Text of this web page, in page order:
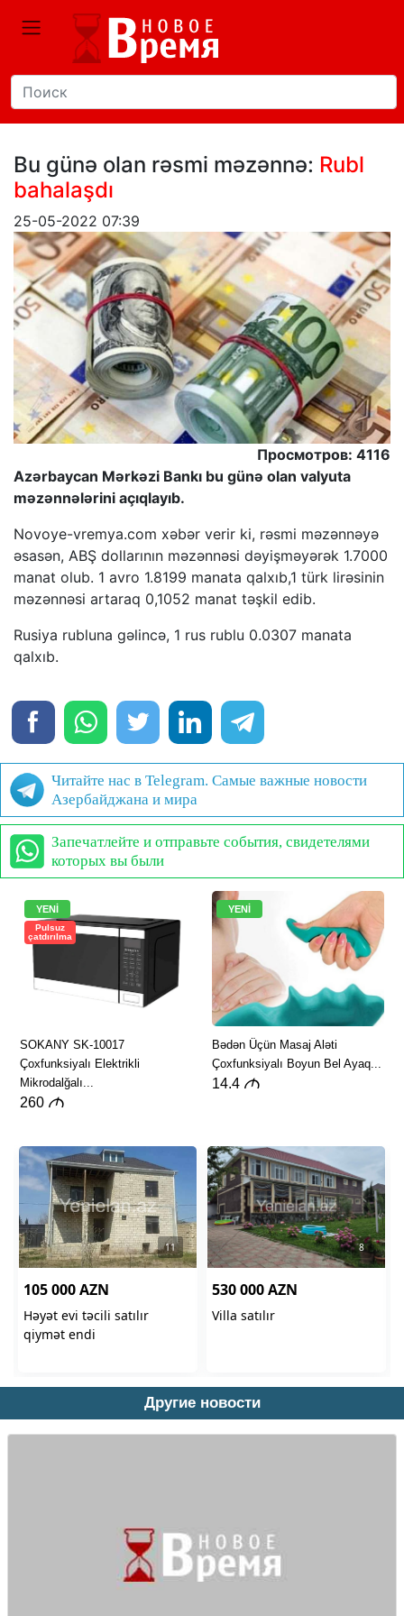
Bu günə olan rəsmi məzənnə: Rubl
bahalaşdı
25-05-2022 07:39
Просмотров: 4116
Azərbaycan Mərkəzi Bankı bu günə olan valyuta
məzənnələrini açıqlayıb.
Novoye-vremya.com xəbər verir ki, rəsmi məzənnəyə
əsasən, ABŞ dollarının məzənnəsi dəyişməyərək 1.7000
manat olub. 1 avro 1.8199 manata qalxıb,1 türk lirəsinin
məzənnəsi artaraq 0,1052 manat təşkil edib.
Rusiya rubluna gəlincə, 1 rus rublu 0.0307 manata
qalxıb.
Читайте нас в Telegram. Самые важные новости
Азербайджана и мира
Запечатлейте и отправьте события, свидетелями
которых вы были
Другие новости